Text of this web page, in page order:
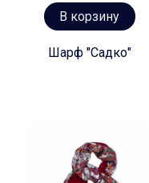
В корзину
Шарф "Садко"